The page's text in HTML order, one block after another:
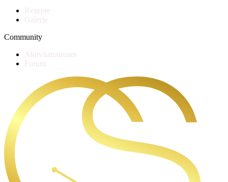
Rezepte
Galerie
Community
Aktivitätsstream
Forum